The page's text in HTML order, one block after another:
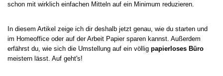
schon mit wirklich einfachen Mitteln auf ein Minimum reduzieren.
In diesem Artikel zeige ich dir deshalb jetzt genau, wie du starten und
im Homeoffice oder auf der Arbeit Papier sparen kannst. Außerdem
erfährst du, wie sich die Umstellung auf ein völlig papierloses Büro
meistern lässt. Auf geht's!